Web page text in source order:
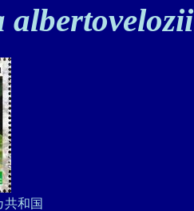
albertovelozii
和国